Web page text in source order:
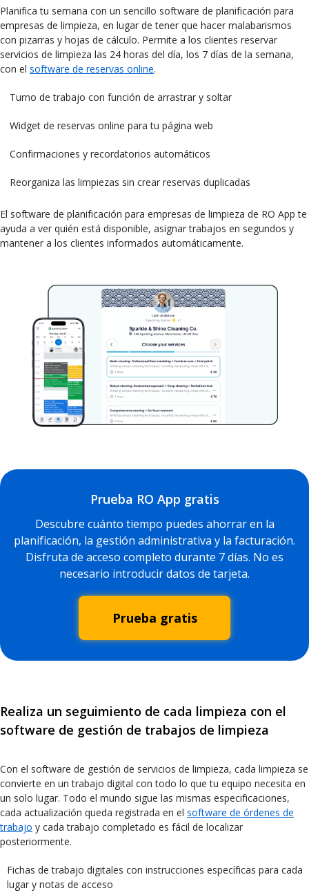
Planifica tu semana con un sencillo software de planificación para
empresas de limpieza, en lugar de tener que hacer malabarismos
con pizarras y hojas de cálculo. Permite a los clientes reservar
servicios de limpieza las 24 horas del día, los 7 días de la semana,
con el software de reservas online.
Turno de trabajo con función de arrastrar y soltar
Widget de reservas online para tu página web
Confirmaciones y recordatorios automáticos
Reorganiza las limpiezas sin crear reservas duplicadas
El software de planificación para empresas de limpieza de RO App te
ayuda a ver quién está disponible, asignar trabajos en segundos y
mantener a los clientes informados automáticamente.
Prueba RO App gratis
Descubre cuánto tiempo puedes ahorrar en la
planificación, la gestión administrativa y la facturación.
Disfruta de acceso completo durante 7 días. No es
necesario introducir datos de tarjeta.
Prueba gratis
Realiza un seguimiento de cada limpieza con el
software de gestión de trabajos de limpieza
Con el software de gestión de servicios de limpieza, cada limpieza se
convierte en un trabajo digital con todo lo que tu equipo necesita en
un solo lugar. Todo el mundo sigue las mismas especificaciones,
cada actualización queda registrada en el software de órdenes de
trabajo y cada trabajo completado es fácil de localizar
posteriormente.
Fichas de trabajo digitales con instrucciones específicas para cada
lugar y notas de acceso